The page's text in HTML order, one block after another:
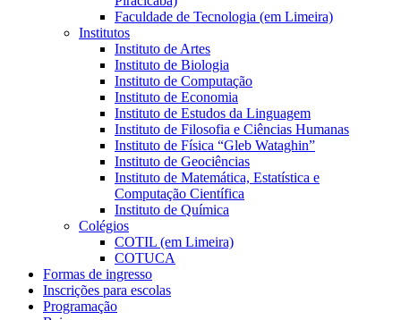
Faculdade de Tecnologia (em Limeira)
Institutos
Instituto de Artes
Instituto de Biologia
Instituto de Computação
Instituto de Economia
Instituto de Estudos da Linguagem
Instituto de Filosofia e Ciências Humanas
Instituto de Física “Gleb Wataghin”
Instituto de Geociências
Instituto de Matemática, Estatística e
Computação Científica
Instituto de Química
Colégios
COTIL (em Limeira)
COTUCA
Formas de ingresso
Inscrições para escolas
Programação